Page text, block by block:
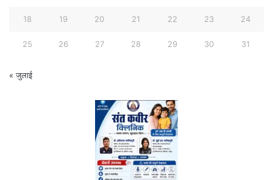
18 19 20 21 22 23 24
25 26 27 28 29 30 31
« जुलाई